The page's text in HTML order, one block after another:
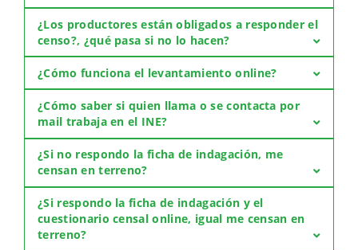
¿Los productores están obligados a responder el
censo?, ¿qué pasa si no lo hacen?
¿Cómo funciona el levantamiento online?
¿Cómo saber si quien llama o se contacta por
mail trabaja en el INE?
¿Si no respondo la ficha de indagación, me
censan en terreno?
¿Si respondo la ficha de indagación y el
cuestionario censal online, igual me censan en
terreno?